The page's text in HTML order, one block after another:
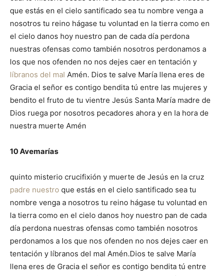
que estás en el cielo santificado sea tu nombre venga a
nosotros tu reino hágase tu voluntad en la tierra como en
el cielo danos hoy nuestro pan de cada día perdona
nuestras ofensas como también nosotros perdonamos a
los que nos ofenden no nos dejes caer en tentación y
líbranos del mal Amén. Dios te salve María llena eres de
Gracia el señor es contigo bendita tú entre las mujeres y
bendito el fruto de tu vientre Jesús Santa María madre de
Dios ruega por nosotros pecadores ahora y en la hora de
nuestra muerte Amén
10 Avemarías
quinto misterio crucifixión y muerte de Jesús en la cruz
padre nuestro que estás en el cielo santificado sea tu
nombre venga a nosotros tu reino hágase tu voluntad en
la tierra como en el cielo danos hoy nuestro pan de cada
día perdona nuestras ofensas como también nosotros
perdonamos a los que nos ofenden no nos dejes caer en
tentación y líbranos del mal Amén.Dios te salve María
llena eres de Gracia el señor es contigo bendita tú entre